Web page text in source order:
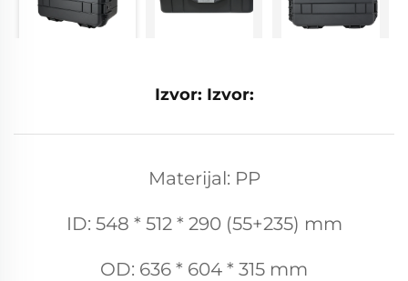
Izvor: Izvor:
Materijal: PP
ID: 548 * 512 * 290 (55+235) mm
OD: 636 * 604 * 315 mm